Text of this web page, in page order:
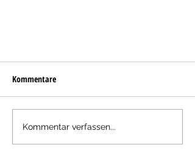
Kommentare
Kommentar verfassen...